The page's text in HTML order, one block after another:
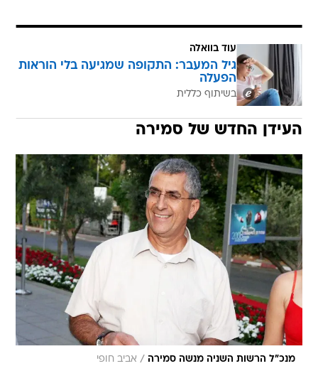
עוד בוואלה
גיל המעבר: התקופה שמגיעה בלי הוראות
הפעלה
בשיתוף כללית
העידן החדש של סמירה
מנכ"ל הרשות השניה מנשה סמירה / אביב חופי